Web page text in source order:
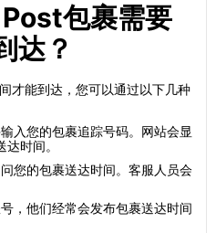
包裹需要
达？
才能到达，您可以通过以下几种
入您的包裹追踪号码。网站会显
时间。
您的包裹送达时间。客服人员会
，他们经常会发布包裹送达时间